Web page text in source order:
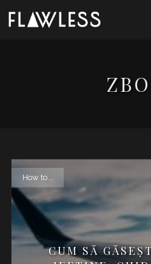
How to...
CUM SĂ